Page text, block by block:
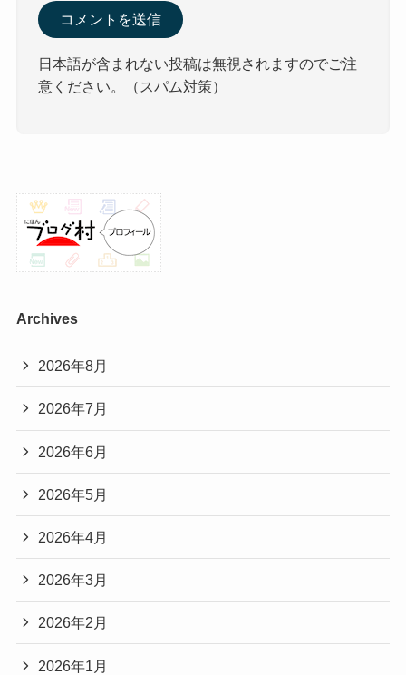
日本語が含まれない投稿は無視されますのでご注
意ください。（スパム対策）
Archives
2026年8月
2026年7月
2026年6月
2026年5月
2026年4月
2026年3月
2026年2月
2026年1月